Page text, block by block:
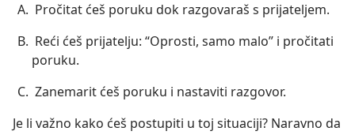
Pročitat ćeš poruku dok razgovaraš s prijateljem.
Reći ćeš prijatelju: “Oprosti, samo malo” i pročitati
poruku.
Zanemarit ćeš poruku i nastaviti razgovor.
Je li važno kako ćeš postupiti u toj situaciji? Naravno da